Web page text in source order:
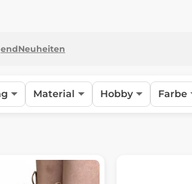
Neuheiten
Material Hobby Farbe